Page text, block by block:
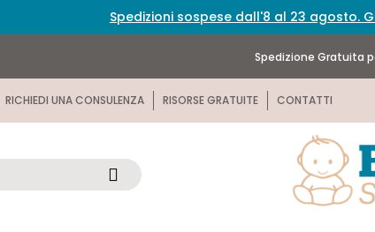
Spedizioni sospese dall'8 al 23 agosto.
Spedizione Gratuita
RICHIEDI UNA CONSULENZA RISORSE GRATUITE CONTATTI